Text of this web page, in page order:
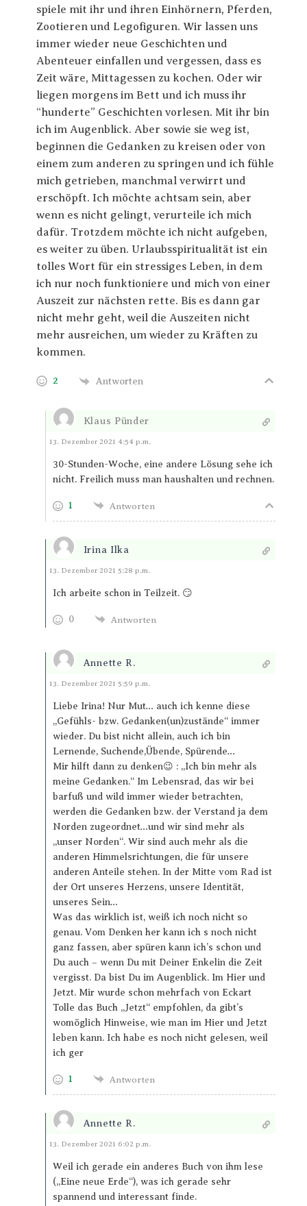
spiele mit ihr und ihren Einhörnern, Pferden,
Zootieren und Legofiguren. Wir lassen uns
immer wieder neue Geschichten und
Abenteuer einfallen und vergessen, dass es
Zeit wäre, Mittagessen zu kochen. Oder wir
liegen morgens im Bett und ich muss ihr
“hunderte” Geschichten vorlesen. Mit ihr bin
ich im Augenblick. Aber sowie sie weg ist,
beginnen die Gedanken zu kreisen oder von
einem zum anderen zu springen und ich fühle
mich getrieben, manchmal verwirrt und
erschöpft. Ich möchte achtsam sein, aber
wenn es nicht gelingt, verurteile ich mich
dafür. Trotzdem möchte ich nicht aufgeben,
es weiter zu üben. Urlaubsspiritualität ist ein
tolles Wort für ein stressiges Leben, in dem
ich nur noch funktioniere und mich von einer
Auszeit zur nächsten rette. Bis es dann gar
nicht mehr geht, weil die Auszeiten nicht
mehr ausreichen, um wieder zu Kräften zu
kommen.
2 Antworten
Klaus Pünder
Antworten
13. Dezember 2021 4:54 p.m.
30-Stunden-Woche, eine andere Lösung sehe ich
nicht. Freilich muss man haushalten und rechnen.
1 Antworten
Irina Ilka
Antworten
13. Dezember 2021 5:28 p.m.
Ich arbeite schon in Teilzeit. 😏
0 Antworten
Annette R.
Antworten
13. Dezember 2021 5:59 p.m.
Liebe Irina! Nur Mut… auch ich kenne diese
„Gefühls- bzw. Gedanken(un)zustände“ immer
wieder. Du bist nicht allein, auch ich bin
Lernende, Suchende,Übende, Spürende…
Mir hilft dann zu denken😉 : „Ich bin mehr als
meine Gedanken.“ Im Lebensrad, das wir bei
barfuß und wild immer wieder betrachten,
werden die Gedanken bzw. der Verstand ja dem
Norden zugeordnet…und wir sind mehr als
„unser Norden“. Wir sind auch mehr als die
anderen Himmelsrichtungen, die für unsere
anderen Anteile stehen. In der Mitte vom Rad ist
der Ort unseres Herzens, unsere Identität,
unseres Sein…
Was das wirklich ist, weiß ich noch nicht so
genau. Vom Denken her kann ich s noch nicht
ganz fassen, aber spüren kann ich’s schon und
Du auch – wenn Du mit Deiner Enkelin die Zeit
vergisst. Da bist Du im Augenblick. Im Hier und
Jetzt. Mir wurde schon mehrfach von Eckart
Tolle das Buch „Jetzt“ empfohlen, da gibt’s
womöglich Hinweise, wie man im Hier und Jetzt
leben kann. Ich habe es noch nicht gelesen, weil
ich ger
1 Antworten
Annette R.
Antworten
13. Dezember 2021 6:02 p.m.
Weil ich gerade ein anderes Buch von ihm lese
(„Eine neue Erde“), was ich gerade sehr
spannend und interessant finde.